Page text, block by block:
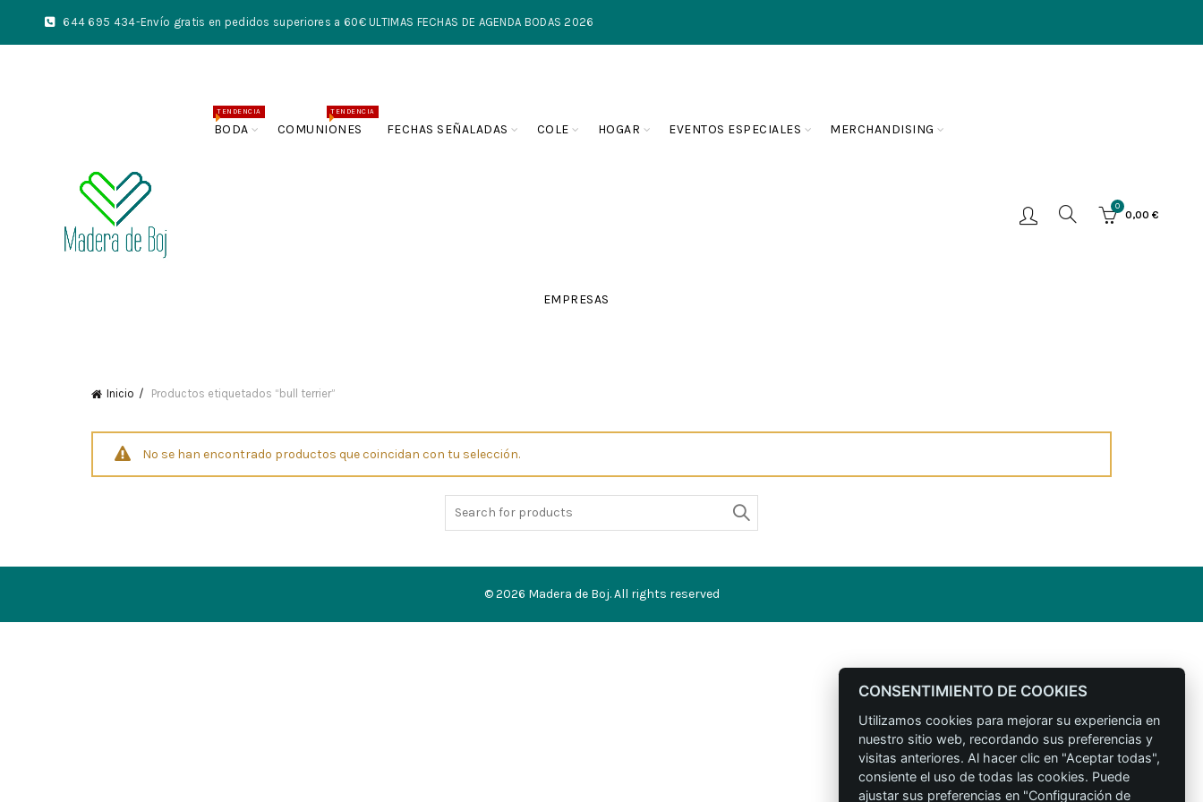
644 695 434-Envío gratis en pedidos superiores a 60€ ULTIMAS FECHAS DE AGENDA BODAS 2026
BODA
TENDENCIA
COMUNIONES
TENDENCIA
FECHAS SEÑALADAS COLE HOGAR EVENTOS ESPECIALES MERCHANDISING
EMPRESAS
0
0,00 €
Inicio Productos etiquetados “bull terrier”
No se han encontrado productos que coincidan con tu selección.
© 2026 Madera de Boj. All rights reserved
CONSENTIMIENTO DE COOKIES
Utilizamos cookies para mejorar su experiencia en
nuestro sitio web, recordando sus preferencias y
visitas anteriores. Al hacer clic en "Aceptar todas",
consiente el uso de todas las cookies. Puede
ajustar sus preferencias en "Configuración de